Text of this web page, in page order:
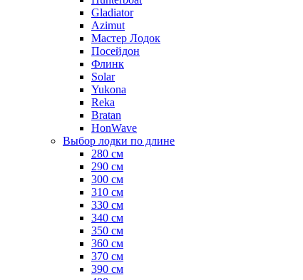
Gladiator
Azimut
Мастер Лодок
Посейдон
Флинк
Solar
Yukona
Reka
Bratan
HonWave
Выбор лодки по длине
280 см
290 см
300 см
310 см
330 см
340 см
350 см
360 см
370 см
390 см